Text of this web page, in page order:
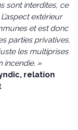
sont interdites, ce
extérieur
et est donc
parties privatives,
les multiprises
incendie. »
relation